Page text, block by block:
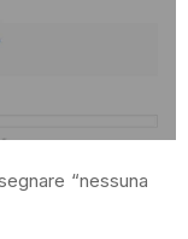
“nessuna